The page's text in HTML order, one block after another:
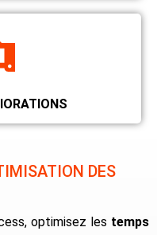
DES
optimisez les temps